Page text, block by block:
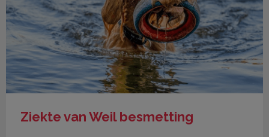
Ziekte van Weil besmetting